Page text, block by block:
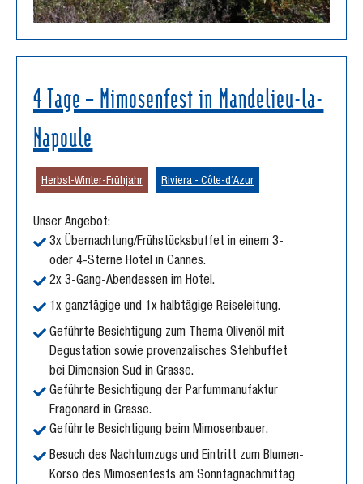
4 Tage – Mimosenfest in Mandelieu-la-
Napoule
Herbst-Winter-Frühjahr Riviera - Côte-d‘Azur
Unser Angebot:
3x Übernachtung/Frühstücksbuffet in einem 3-
oder 4-Sterne Hotel in Cannes.
2x 3-Gang-Abendessen im Hotel.
1x ganztägige und 1x halbtägige Reiseleitung.
Geführte Besichtigung zum Thema Olivenöl mit
Degustation sowie provenzalisches Stehbuffet
bei Dimension Sud in Grasse.
Geführte Besichtigung der Parfummanufaktur
Fragonard in Grasse.
Geführte Besichtigung beim Mimosenbauer.
Besuch des Nachtumzugs und Eintritt zum Blumen-
Korso des Mimosenfests am Sonntagnachmittag